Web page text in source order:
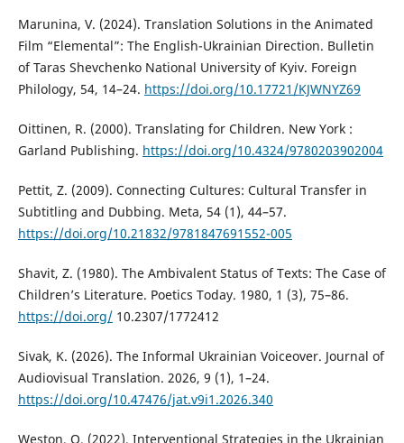
Marunina, V. (2024). Translation Solutions in the Animated
Film “Elemental”: The English-Ukrainian Direction. Bulletin
of Taras Shevchenko National University of Kyiv. Foreign
Philology, 54, 14–24. https://doi.org/10.17721/KJWNYZ69
Oittinen, R. (2000). Translating for Children. New York :
Garland Publishing. https://doi.org/10.4324/9780203902004
Pettit, Z. (2009). Connecting Cultures: Cultural Transfer in
Subtitling and Dubbing. Meta, 54 (1), 44–57.
https://doi.org/10.21832/9781847691552-005
Shavit, Z. (1980). The Ambivalent Status of Texts: The Case of
Children’s Literature. Poetics Today. 1980, 1 (3), 75–86.
https://doi.org/10.2307/1772412
Sivak, K. (2026). The Informal Ukrainian Voiceover. Journal of
Audiovisual Translation. 2026, 9 (1), 1–24.
https://doi.org/10.47476/jat.v9i1.2026.340
Weston, O. (2022). Interventional Strategies in the Ukrainian